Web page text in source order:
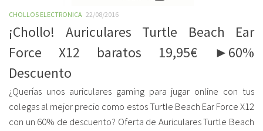
CHOLLOS ELECTRONICA 22/08/2016
¡Chollo! Auriculares Turtle Beach Ear
Force X12 baratos 19,95€ ►60%
Descuento
¿Querías unos auriculares gaming para jugar online con tus
colegas al mejor precio como estos Turtle Beach Ear Force X12
con un 60% de descuento? Oferta de Auriculares Turtle Beach